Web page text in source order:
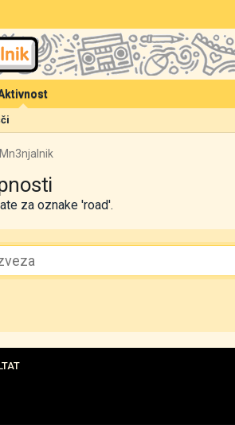
Mn3njalnik
za oznake 'road'.